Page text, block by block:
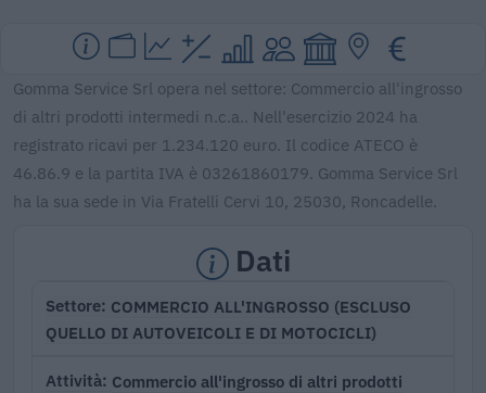
Gomma Service Srl opera nel settore: Commercio all'ingrosso
di altri prodotti intermedi n.c.a.. Nell'esercizio 2024 ha
registrato ricavi per 1.234.120 euro. Il codice ATECO è
46.86.9 e la partita IVA è 03261860179. Gomma Service Srl
ha la sua sede in Via Fratelli Cervi 10, 25030, Roncadelle.
Dati
Settore COMMERCIO ALL'INGROSSO (ESCLUSO
QUELLO DI AUTOVEICOLI E DI MOTOCICLI)
Attività Commercio all'ingrosso di altri prodotti